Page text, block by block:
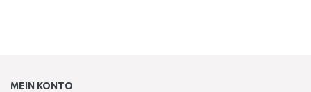
MEIN KONTO